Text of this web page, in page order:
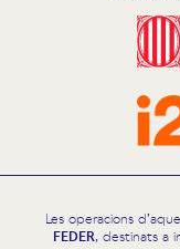
Les operacions
FEDER, destinats a